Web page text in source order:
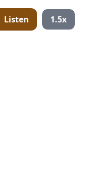
Listen 1.5x